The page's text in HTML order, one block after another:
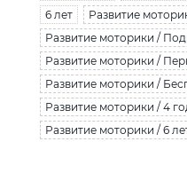
6 лет
Развитие
Развитие моторики /
Развитие моторики /
Развитие моторики /
Развитие моторики / 4
Развитие моторики / 6